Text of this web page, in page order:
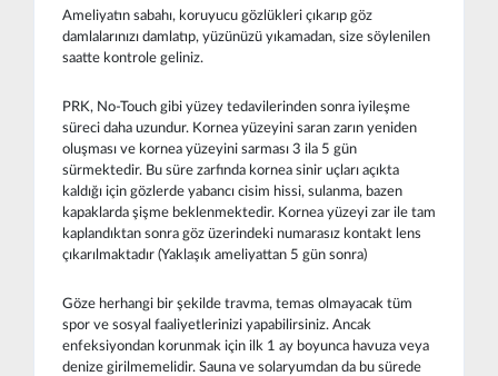
Ameliyatın sabahı, koruyucu gözlükleri çıkarıp göz
damlalarınızı damlatıp, yüzünüzü yıkamadan, size söylenilen
saatte kontrole geliniz.
PRK, No-Touch gibi yüzey tedavilerinden sonra iyileşme
süreci daha uzundur. Kornea yüzeyini saran zarın yeniden
oluşması ve kornea yüzeyini sarması 3 ila 5 gün
sürmektedir. Bu süre zarfında kornea sinir uçları açıkta
kaldığı için gözlerde yabancı cisim hissi, sulanma, bazen
kapaklarda şişme beklenmektedir. Kornea yüzeyi zar ile tam
kaplandıktan sonra göz üzerindeki numarasız kontakt lens
çıkarılmaktadır (Yaklaşık ameliyattan 5 gün sonra)
Göze herhangi bir şekilde travma, temas olmayacak tüm
spor ve sosyal faaliyetlerinizi yapabilirsiniz. Ancak
enfeksiyondan korunmak için ilk 1 ay boyunca havuza veya
denize girilmemelidir. Sauna ve solaryumdan da bu sürede